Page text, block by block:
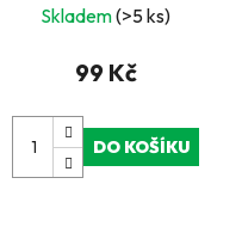
Skladem(>5 ks)
99 Kč
DO KOŠÍKU